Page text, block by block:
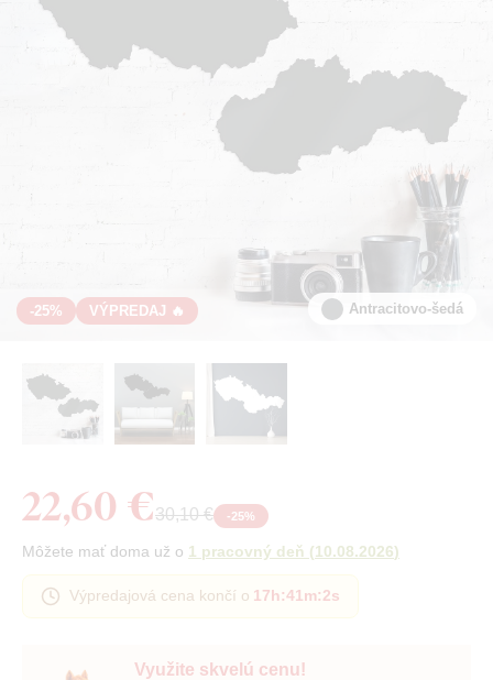
-25% VÝPREDAJ 🔥 Antracitovo-šedá
Využite skvelú cenu!
22,60 €30,10 € -25%
Môžete mať doma už o 1 pracovný deň (10.08.2026)
Výpredajová cena končí o 17h:41m:1s